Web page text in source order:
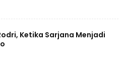
Ketika Sarjana Menjadi